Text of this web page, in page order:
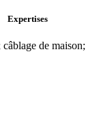
Expertises
de maison;